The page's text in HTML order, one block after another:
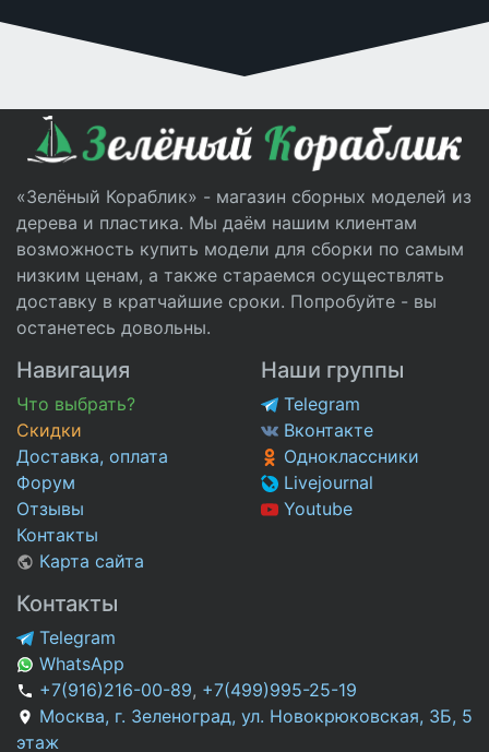
«Зелёный Кораблик» - магазин сборных моделей из
дерева и пластика. Мы даём нашим клиентам
возможность купить модели для сборки по самым
низким ценам, а также стараемся осуществлять
доставку в кратчайшие сроки. Попробуйте - вы
останетесь довольны.
Навигация
Что выбрать?
Скидки
Доставка, оплата
Форум
Отзывы
Контакты
Карта сайта
Наши группы
Telegram
Вконтакте
Одноклассники
Livejournal
Youtube
Контакты
Telegram
WhatsApp
+7(916)216-00-89, +7(499)995-25-19
Москва, г. Зеленоград, ул. Новокрюковская, 3Б, 5
этаж